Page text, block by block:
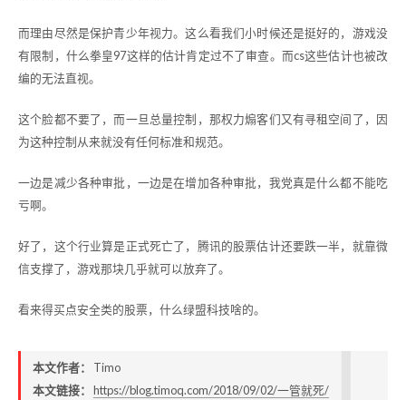
而理由尽然是保护青少年视力。这么看我们小时候还是挺好的，游戏没
有限制，什么拳皇97这样的估计肯定过不了审查。而cs这些估计也被改
编的无法直视。
这个脸都不要了，而一旦总量控制，那权力煽客们又有寻租空间了，因
为这种控制从来就没有任何标准和规范。
一边是减少各种审批，一边是在增加各种审批，我党真是什么都不能吃
亏啊。
好了，这个行业算是正式死亡了，腾讯的股票估计还要跌一半，就靠微
信支撑了，游戏那块几乎就可以放弃了。
看来得买点安全类的股票，什么绿盟科技啥的。
本文作者： Timo
本文链接：
https://blog.timoq.com/2018/09/02/一管就死/